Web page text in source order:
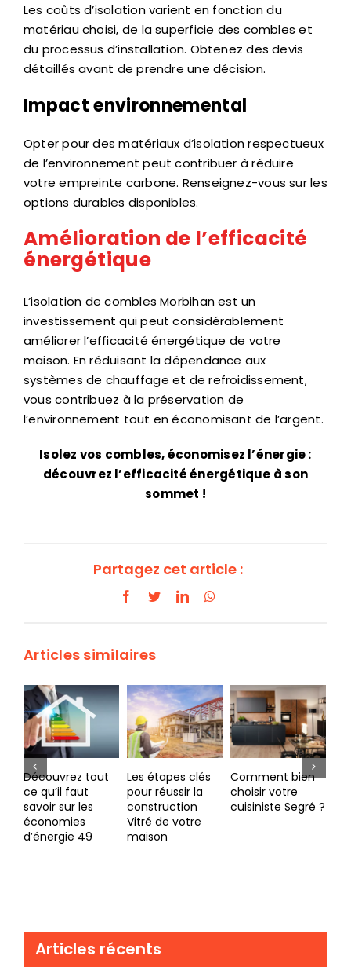
Les coûts d’isolation varient en fonction du
matériau choisi, de la superficie des combles et
du processus d’installation. Obtenez des devis
détaillés avant de prendre une décision.
Impact environnemental
Opter pour des matériaux d’isolation respectueux
de l’environnement peut contribuer à réduire
votre empreinte carbone. Renseignez-vous sur les
options durables disponibles.
Amélioration de l’efficacité
énergétique
L’isolation de combles Morbihan est un
investissement qui peut considérablement
améliorer l’efficacité énergétique de votre
maison. En réduisant la dépendance aux
systèmes de chauffage et de refroidissement,
vous contribuez à la préservation de
l’environnement tout en économisant de l’argent.
Isolez vos combles, économisez l’énergie :
découvrez l’efficacité énergétique à son
sommet !
Partagez cet article :
Facebook
TwitterLinkedIn
Articles similaires
Les étapes clés
pour réussir la
construction
Vitré de votre
maison
Comment bien
choisir votre
cuisiniste Segré ?
Conseils du
couvreur Segré
pour l’isolation de
Articles récents